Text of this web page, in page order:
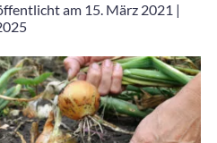
am 15. März 2021 |